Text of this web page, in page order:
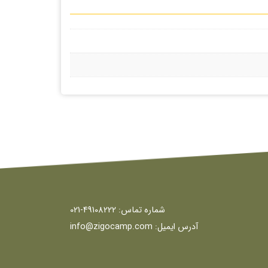
شماره تماس: 49108222-021
آدرس ایمیل: info@zigocamp.com